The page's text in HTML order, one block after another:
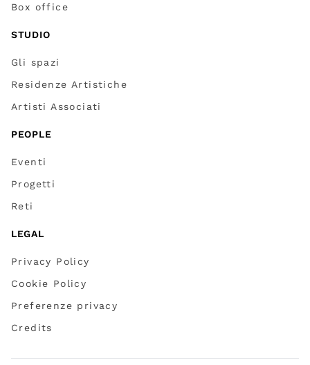
Box office
STUDIO
Gli spazi
Residenze Artistiche
Artisti Associati
PEOPLE
Eventi
Progetti
Reti
LEGAL
Privacy Policy
Cookie Policy
Preferenze privacy
Credits